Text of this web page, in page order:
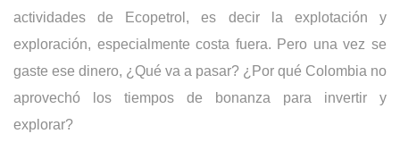
actividades de Ecopetrol, es decir la explotación y
exploración, especialmente costa fuera. Pero una vez se
gaste ese dinero, ¿Qué va a pasar? ¿Por qué Colombia no
aprovechó los tiempos de bonanza para invertir y
explorar?